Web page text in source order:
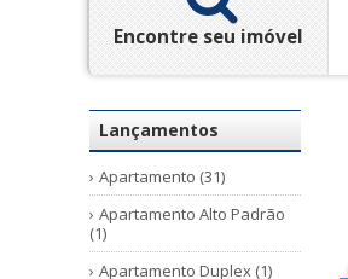
Encontre seu imóvel
Lançamentos
Apartamento (31)
Apartamento Alto Padrão
(1)
Apartamento Duplex (1)